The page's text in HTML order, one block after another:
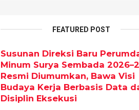
FEATURED POST
Susunan Direksi Baru
Minum Surya Sembada
Resmi Diumumkan, Bawa Visi
Budaya Kerja Berbasis Data
Disiplin Eksekusi